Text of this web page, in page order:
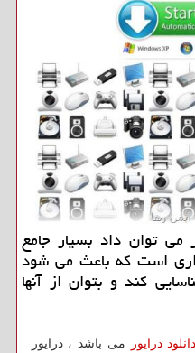
می توان داد بسیار جامع
است كه باعث می شود
كند و بتوان از آنها
دانلود درایور
می باشد ، درایور